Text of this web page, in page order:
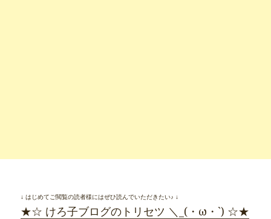
↓ はじめてご閲覧の読者様にはぜひ読んでいただきたい♪ ↓
★☆ けろ子ブログのトリセツ ＼_(・ω・`) ☆★